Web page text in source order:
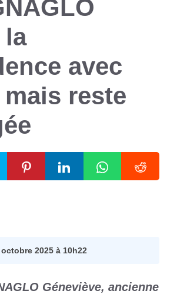
avec
reste
octobre 2025 à 10h22
Géneviève, ancienne